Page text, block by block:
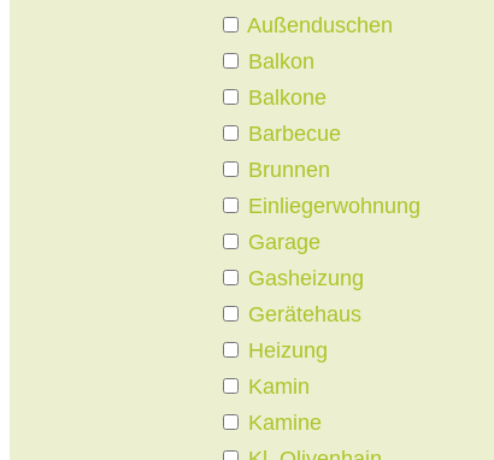
Außenduschen
Balkon
Balkone
Barbecue
Brunnen
Einliegerwohnung
Garage
Gasheizung
Gerätehaus
Heizung
Kamin
Kamine